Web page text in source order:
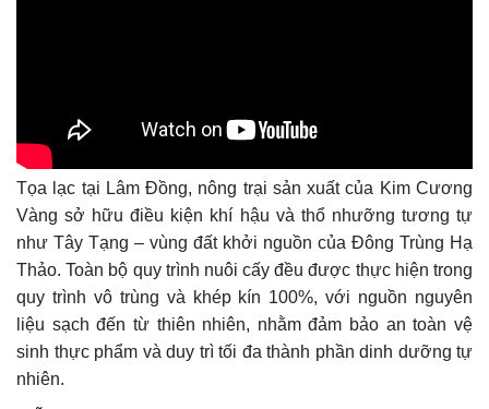
Tọa lạc tại Lâm Đồng, nông trại sản xuất của Kim Cương
Vàng sở hữu điều kiện khí hậu và thổ nhưỡng tương tự
như Tây Tạng – vùng đất khởi nguồn của Đông Trùng Hạ
Thảo. Toàn bộ quy trình nuôi cấy đều được thực hiện trong
quy trình vô trùng và khép kín 100%, với nguồn nguyên
liệu sạch đến từ thiên nhiên, nhằm đảm bảo an toàn vệ
sinh thực phẩm và duy trì tối đa thành phần dinh dưỡng tự
nhiên.